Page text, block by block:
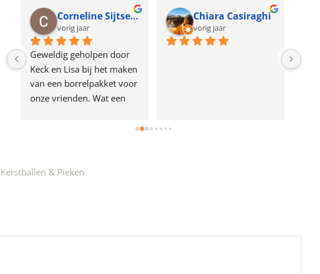
Corneline Sijtsema
vorig jaar
Geweldig geholpen door
Keck en Lisa bij het maken
van een borrelpakket voor
onze vrienden. Wat een
Chiara Casiraghi
vorig jaar
Kerstballen & Pieken